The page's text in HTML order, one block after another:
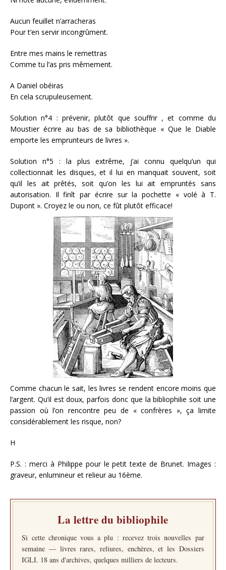
Aucun feuillet n’arracheras
Pour t’en servir incongrûment.
Entre mes mains le remettras
Comme tu l’as pris mêmement.
A Daniel obéiras
En cela scrupuleusement.
Solution n°4 : prévenir, plutôt que souffrir , et comme du
Moustier écrire au bas de sa bibliothèque « Que le Diable
emporte les emprunteurs de livres ».
Solution n°5 : la plus extrême, j’ai connu quelqu’un qui
collectionnait les disques, et il lui en manquait souvent, soit
qu’il les ait prêtés, soit qu’on les lui ait empruntés sans
autorisation. Il finît par écrire sur la pochette « volé à T.
Dupont ». Croyez le ou non, ce fût plutôt efficace!
Comme chacun le sait, les livres se rendent encore moins que
l’argent. Qu’il est doux, parfois donc que la bibliophilie soit une
passion où l’on rencontre peu de « confrères », ça limite
considérablement les risque, non?
H
P.S. : merci à Philippe pour le petit texte de Brunet. Images :
graveur, enlumineur et relieur au 16ème.
La lettre du bibliophile
Si cette chronique vous a plu : recevez trois nouvelles par
semaine — livres rares, reliures, enchères, et les Dossiers
IGLI. 18 ans d'archives, quelques milliers de lecteurs.